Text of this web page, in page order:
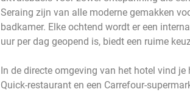
Seraing zijn van alle moderne gemakken
badkamer. Elke ochtend wordt er een
uur per dag geopend is, biedt een ruime
In de directe omgeving van het hotel vind
Quick-restaurant en een Carrefour-